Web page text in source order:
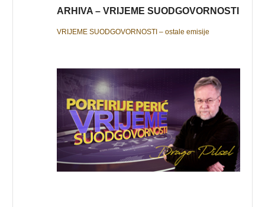
ARHIVA – VRIJEME SUODGOVORNOSTI
VRIJEME SUODGOVORNOSTI – ostale emisije